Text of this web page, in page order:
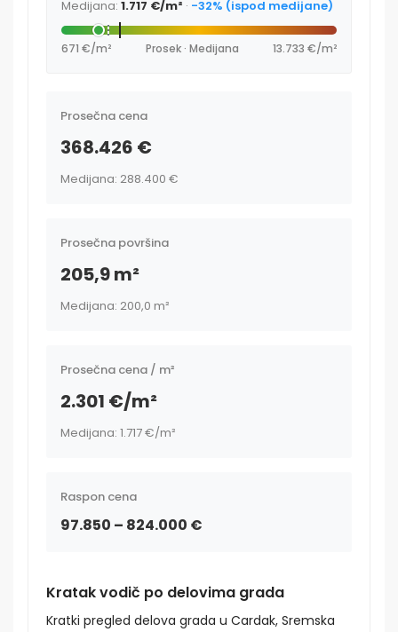
Medijana: 1.717 €/m² · -32% (ispod medijane)
671 €/m² Prosek · Medijana 13.733 €/m²
Prosečna cena
368.426 €
Medijana: 288.400 €
Prosečna površina
205,9 m²
Medijana: 200,0 m²
Prosečna cena / m²
2.301 €/m²
Medijana: 1.717 €/m²
Raspon cena
97.850 – 824.000 €
Kratak vodič po delovima grada
Kratki pregled delova grada u Cardak, Sremska